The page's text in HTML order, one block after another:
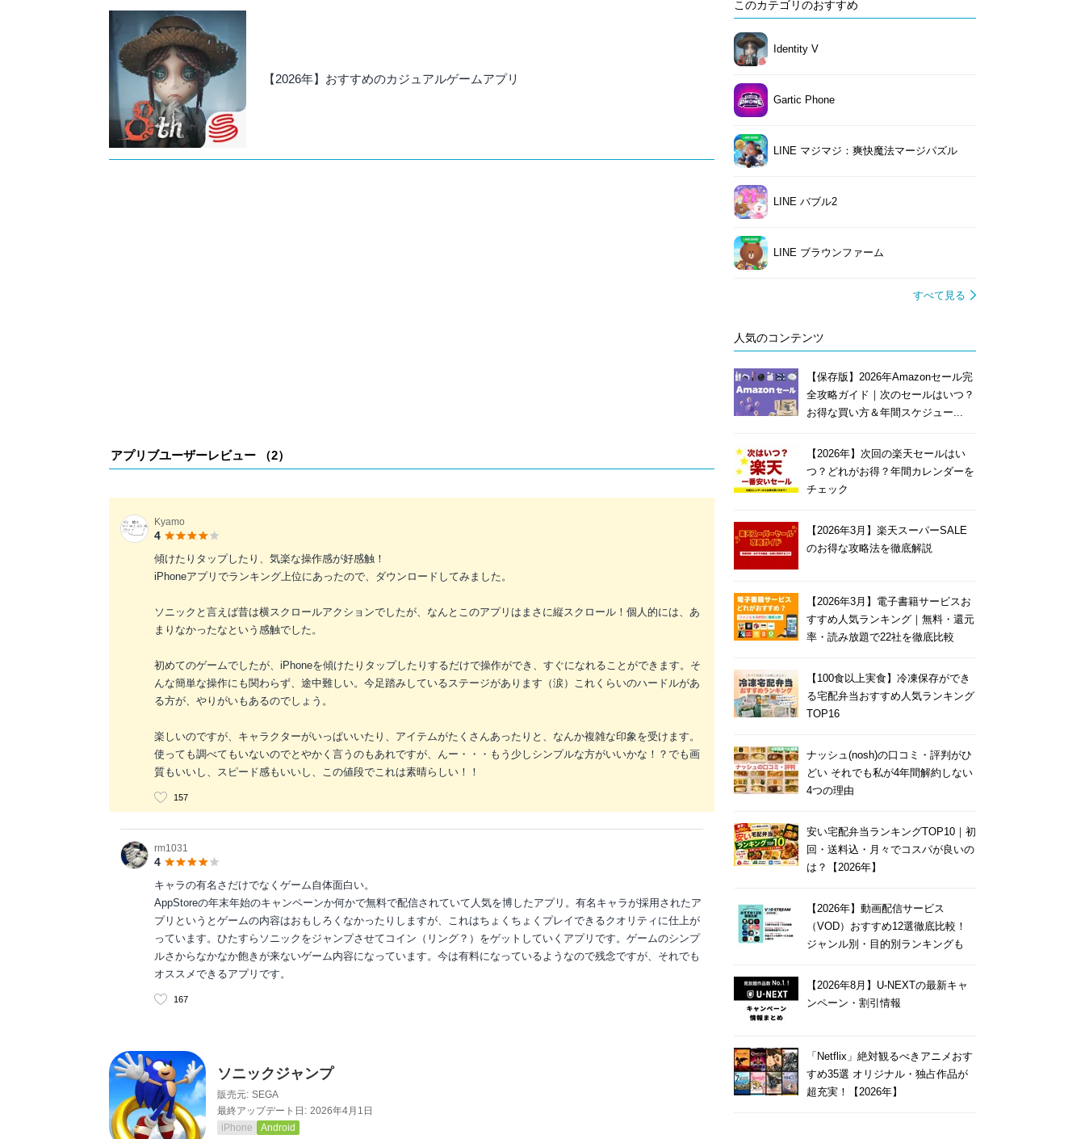
【2026年】おすすめのカジュアルゲームアプリ
アプリブユーザーレビュー （2）
Kyamo
4
傾けたりタップしたり、気楽な操作感が好感触！
iPhoneアプリでランキング上位にあったので、ダウンロードしてみました。
ソニックと言えば昔は横スクロールアクションでしたが、なんとこのアプリはまさに縦スクロール！個人的には、あ
まりなかったなという感触でした。
初めてのゲームでしたが、iPhoneを傾けたりタップしたりするだけで操作ができ、すぐになれることができます。そ
んな簡単な操作にも関わらず、途中難しい。今足踏みしているステージがあります（涙）これくらいのハードルがあ
る方が、やりがいもあるのでしょう。
楽しいのですが、キャラクターがいっぱいいたり、アイテムがたくさんあったりと、なんか複雑な印象を受けます。
使っても調べてもいないのでとやかく言うのもあれですが、んー・・・もう少しシンプルな方がいいかな！？でも画
質もいいし、スピード感もいいし、この値段でこれは素晴らしい！！
157
rm1031
4
キャラの有名さだけでなくゲーム自体面白い。
AppStoreの年末年始のキャンペーンか何かで無料で配信されていて人気を博したアプリ。有名キャラが採用されたア
プリというとゲームの内容はおもしろくなかったりしますが、これはちょくちょくプレイできるクオリティに仕上が
っています。ひたすらソニックをジャンプさせてコイン（リング？）をゲットしていくアプリです。ゲームのシンプ
ルさからなかなか飽きが来ないゲーム内容になっています。今は有料になっているようなので残念ですが、それでも
オススメできるアプリです。
167
ソニックジャンプ
販売元: SEGA
最終アップデート日: 2026年4月1日
iPhone
Android
このカテゴリのおすすめ
Identity V
Gartic Phone
LINE マジマジ：爽快魔法マージパズル
LINE バブル2
LINE ブラウンファーム
すべて見る
人気のコンテンツ
【保存版】2026年Amazonセール完
全攻略ガイド｜次のセールはいつ？
お得な買い方＆年間スケジュー...
【2026年】次回の楽天セールはい
つ？どれがお得？年間カレンダーを
チェック
【2026年3月】楽天スーパーSALE
のお得な攻略法を徹底解説
【2026年3月】電子書籍サービスお
すすめ人気ランキング｜無料・還元
率・読み放題で22社を徹底比較
【100食以上実食】冷凍保存ができ
る宅配弁当おすすめ人気ランキング
TOP16
ナッシュ(nosh)の口コミ・評判がひ
どい それでも私が4年間解約しない
4つの理由
安い宅配弁当ランキングTOP10｜初
回・送料込・月々でコスパが良いの
は？【2026年】
【2026年】動画配信サービス
（VOD）おすすめ12選徹底比較！
ジャンル別・目的別ランキングも
【2026年8月】U-NEXTの最新キャ
ンペーン・割引情報
「Netflix」絶対観るべきアニメおす
すめ35選 オリジナル・独占作品が
超充実！【2026年】